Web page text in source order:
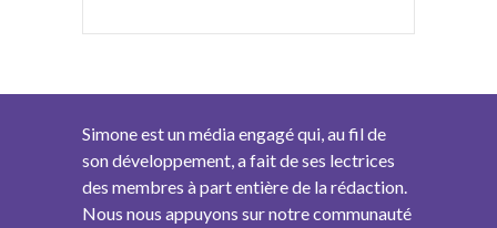
Simone est un média engagé qui, au fil de
son développement, a fait de ses lectrices
des membres à part entière de la rédaction.
Nous nous appuyons sur notre communauté